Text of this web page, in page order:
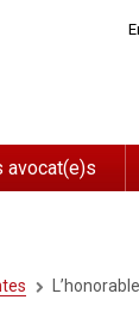
avocat(e)s